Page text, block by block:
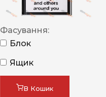
Фасування:
Блок
Ящик
В Кошик